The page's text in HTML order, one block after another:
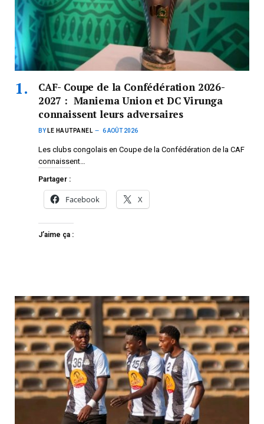
CAF- Coupe de la Confédération 2026-
2027 : Maniema Union et DC Virunga
connaissent leurs adversaires
BY LE HAUTPANEL 6 AOÛT 2026
Les clubs congolais en Coupe de la Confédération de la CAF
connaissent…
Partager :
Facebook X
J’aime ça :